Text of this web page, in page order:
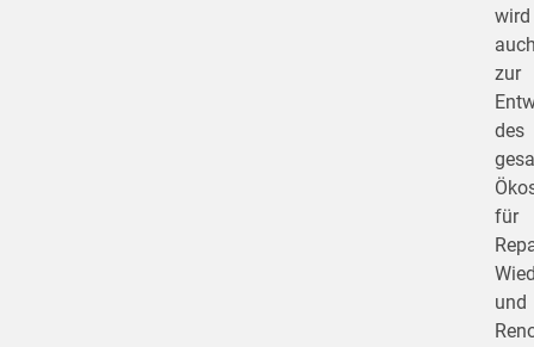
wird
zur
des
für
und